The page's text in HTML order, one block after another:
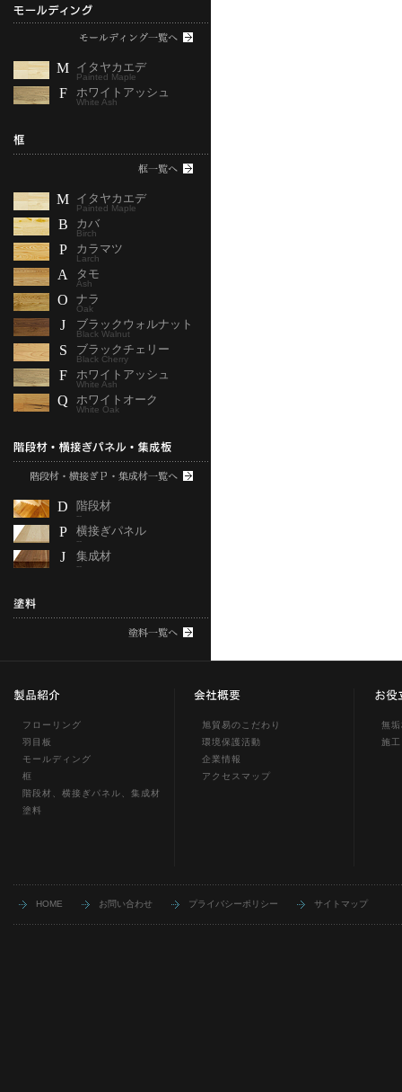
M イタヤカエデ
Painted Maple
F ホワイトアッシュ
White Ash
M イタヤカエデ
Painted Maple
B カバ
Birch
P カラマツ
Larch
A タモ
Ash
O ナラ
Oak
J ブラックウォルナット
Black Walnut
S ブラックチェリー
Black Cherry
F ホワイトアッシュ
White Ash
Q ホワイトオーク
White Oak
D 階段材
--
P 横接ぎパネル
--
J 集成材
--
フローリング
羽目板
モールディング
框
階段材、横接ぎパネル、集成材
塗料
旭貿易のこだわり
環境保護活動
企業情報
アクセスマップ
無
施
HOME お問い合わせ プライバシーポリシー サイトマップ